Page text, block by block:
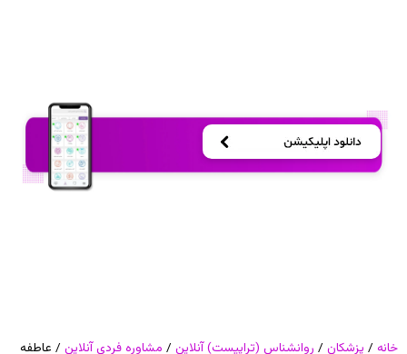
خانه / پزشکان / روانشناس (تراپیست) آنلاین / مشاوره فردی آنلاین / عاطفه